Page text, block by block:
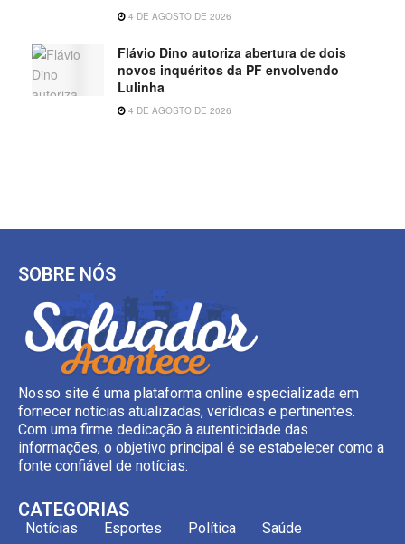
4 DE AGOSTO DE 2026
Flávio Dino autoriza abertura de dois
novos inquéritos da PF envolvendo
Lulinha
4 DE AGOSTO DE 2026
SOBRE NÓS
Nosso site é uma plataforma online especializada em
fornecer notícias atualizadas, verídicas e pertinentes.
Com uma firme dedicação à autenticidade das
informações, o objetivo principal é se estabelecer como a
fonte confiável de notícias.
CATEGORIAS
Notícias Esportes Política Saúde